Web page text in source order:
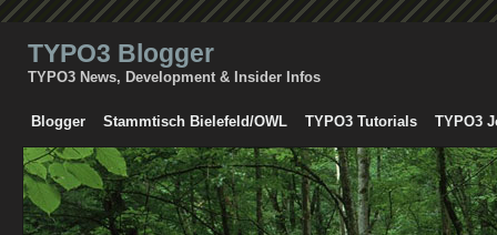
TYPO3 Blogger
TYPO3 News, Development & Insider Infos
Blogger Stammtisch Bielefeld/OWL TYPO3 Tutorials TYPO3